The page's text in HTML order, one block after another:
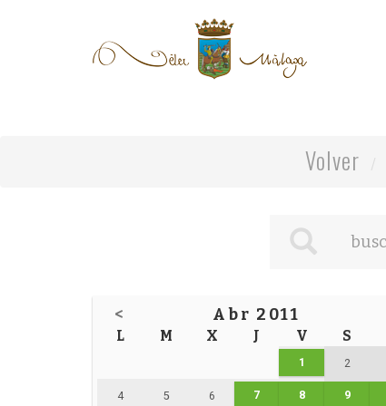
Volver
< Abr 2011
L M X J V S
1 2
4 5 6 7 8 9